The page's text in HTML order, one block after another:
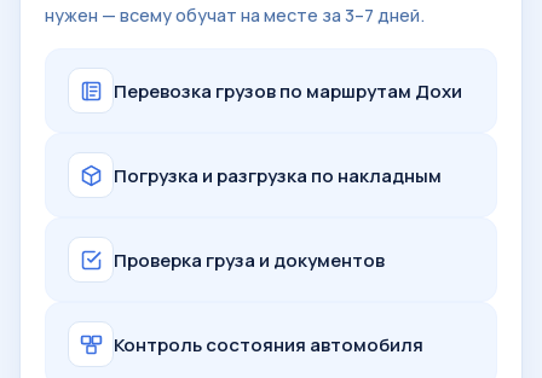
нужен — всему обучат на месте за 3–7 дней.
Перевозка грузов по маршрутам Дохи
Погрузка и разгрузка по накладным
Проверка груза и документов
Контроль состояния автомобиля